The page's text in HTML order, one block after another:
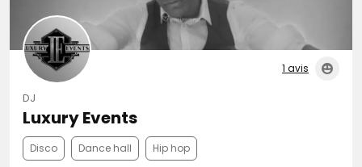
1 avis
DJ
Luxury Events
Disco Dance hall Hip hop